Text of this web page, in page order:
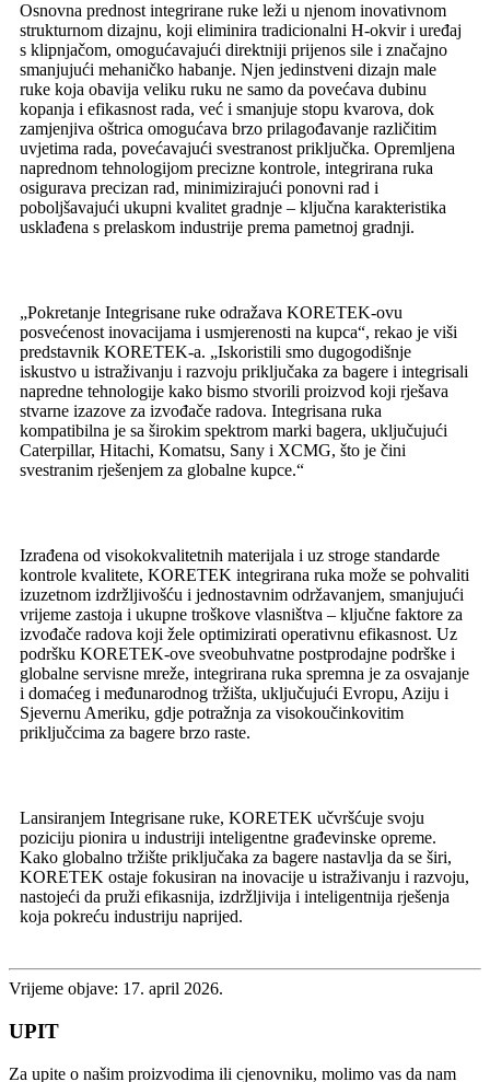
Osnovna prednost integrirane ruke leži u njenom inovativnom
strukturnom dizajnu, koji eliminira tradicionalni H-okvir i uređaj
s klipnjačom, omogućavajući direktniji prijenos sile i značajno
smanjujući mehaničko habanje. Njen jedinstveni dizajn male
ruke koja obavija veliku ruku ne samo da povećava dubinu
kopanja i efikasnost rada, već i smanjuje stopu kvarova, dok
zamjenjiva oštrica omogućava brzo prilagođavanje različitim
uvjetima rada, povećavajući svestranost priključka. Opremljena
naprednom tehnologijom precizne kontrole, integrirana ruka
osigurava precizan rad, minimizirajući ponovni rad i
poboljšavajući ukupni kvalitet gradnje – ključna karakteristika
usklađena s prelaskom industrije prema pametnoj gradnji.
„Pokretanje Integrisane ruke odražava KORETEK-ovu
posvećenost inovacijama i usmjerenosti na kupca“, rekao je viši
predstavnik KORETEK-a. „Iskoristili smo dugogodišnje
iskustvo u istraživanju i razvoju priključaka za bagere i integrisali
napredne tehnologije kako bismo stvorili proizvod koji rješava
stvarne izazove za izvođače radova. Integrisana ruka
kompatibilna je sa širokim spektrom marki bagera, uključujući
Caterpillar, Hitachi, Komatsu, Sany i XCMG, što je čini
svestranim rješenjem za globalne kupce.“
Izrađena od visokokvalitetnih materijala i uz stroge standarde
kontrole kvalitete, KORETEK integrirana ruka može se pohvaliti
izuzetnom izdržljivošću i jednostavnim održavanjem, smanjujući
vrijeme zastoja i ukupne troškove vlasništva – ključne faktore za
izvođače radova koji žele optimizirati operativnu efikasnost. Uz
podršku KORETEK-ove sveobuhvatne postprodajne podrške i
globalne servisne mreže, integrirana ruka spremna je za osvajanje
i domaćeg i međunarodnog tržišta, uključujući Evropu, Aziju i
Sjevernu Ameriku, gdje potražnja za visokoučinkovitim
priključcima za bagere brzo raste.
Lansiranjem Integrisane ruke, KORETEK učvršćuje svoju
poziciju pionira u industriji inteligentne građevinske opreme.
Kako globalno tržište priključaka za bagere nastavlja da se širi,
KORETEK ostaje fokusiran na inovacije u istraživanju i razvoju,
nastojeći da pruži efikasnija, izdržljivija i inteligentnija rješenja
koja pokreću industriju naprijed.
Vrijeme objave: 17. april 2026.
UPIT
Za upite o našim proizvodima ili cjenovniku, molimo vas da nam